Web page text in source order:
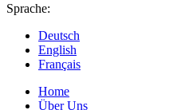
Sprache:
Deutsch
English
Français
Home
Über Uns